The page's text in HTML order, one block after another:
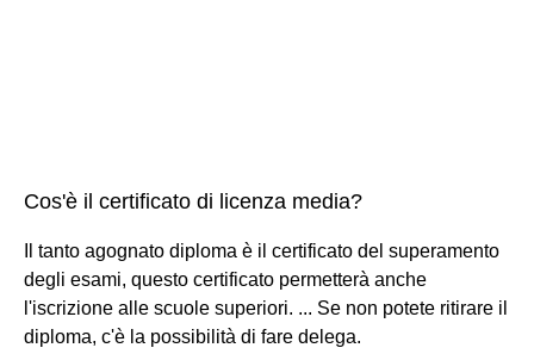
Cos'è il certificato di licenza media?
Il tanto agognato diploma è il certificato del superamento
degli esami, questo certificato permetterà anche
l'iscrizione alle scuole superiori. ... Se non potete ritirare il
diploma, c'è la possibilità di fare delega.